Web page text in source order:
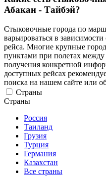
Абакан - Тайбэй?
Стыковочные города по
варьироваться в
рейса. Многие крупные
пунктами при полетах
получения конкретной
доступных рейсах
поиска на нашем сайте или
Страны
Страны
Россия
Таиланд
Грузия
Турция
Германия
Казахстан
Все страны